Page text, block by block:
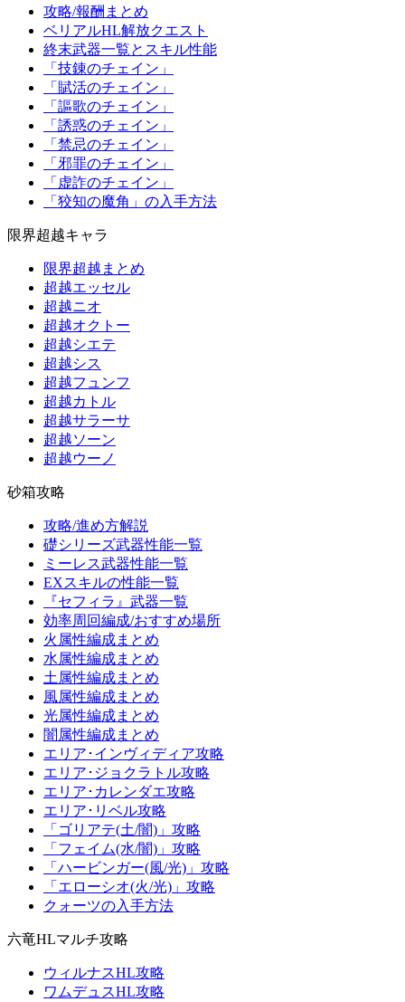
攻略/報酬まとめ
ベリアルHL解放クエスト
終末武器一覧とスキル性能
「技錬のチェイン」
「賦活のチェイン」
「謳歌のチェイン」
「誘惑のチェイン」
「禁忌のチェイン」
「邪罪のチェイン」
「虚詐のチェイン」
「狡知の魔角」の入手方法
限界超越キャラ
限界超越まとめ
超越エッセル
超越ニオ
超越オクトー
超越シエテ
超越シス
超越フュンフ
超越カトル
超越サラーサ
超越ソーン
超越ウーノ
砂箱攻略
攻略/進め方解説
礎シリーズ武器性能一覧
ミーレス武器性能一覧
EXスキルの性能一覧
『セフィラ』武器一覧
効率周回編成/おすすめ場所
火属性編成まとめ
水属性編成まとめ
土属性編成まとめ
風属性編成まとめ
光属性編成まとめ
闇属性編成まとめ
エリア･インヴィディア攻略
エリア･ジョクラトル攻略
エリア･カレンダエ攻略
エリア･リベル攻略
「ゴリアテ(土/闇)」攻略
「フェイム(水/闇)」攻略
「ハービンガー(風/光)」攻略
「エローシオ(火/光)」攻略
クォーツの入手方法
六竜HLマルチ攻略
ウィルナスHL攻略
ワムデュスHL攻略